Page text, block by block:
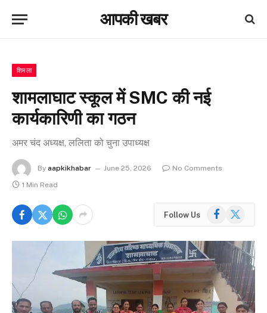
आपकी खबर
शिमला
शामलाघाट स्कूल में SMC की नई
कार्यकारिणी का गठन
अमर चंद अध्यक्ष, ललिता को चुना उपाध्यक्ष
By aapkikhabar June 25, 2026
No Comments
1 Min Read
Follow Us Facebook
X